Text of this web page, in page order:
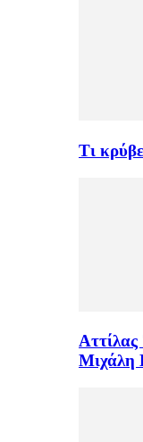
Τι
Μιχάλη